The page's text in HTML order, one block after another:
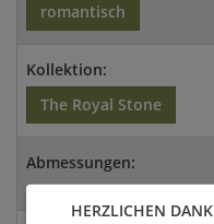
romantisch
Kollektion:
The Royal Stone
Abmessungen:
234,2x238,8x101,5cm
HERZLICHEN